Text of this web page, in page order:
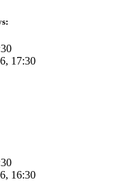
17:30
16:30